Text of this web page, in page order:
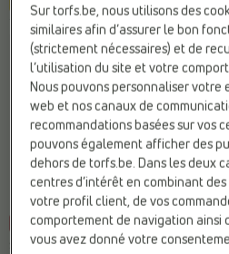
-10%
SANDALES PLATES
-
Sur torfs.be, nous utilisons des
similaires afin d’assurer le bon
(strictement nécessaires) et de
l’utilisation du site et votre
Nous pouvons personnaliser votre
web et nos canaux de
recommandations basées sur vos
pouvons également afficher des
dehors de torfs.be. Dans les deux
centres d’intérêt en combinant
votre profil client, de vos
comportement de navigation ainsi
vous avez donné votre